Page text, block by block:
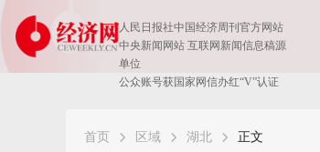
人民日报社中国经济周刊官方网站
中央新闻网站 互联网新闻信息稿源
单位
公众账号获国家网信办红“V”认证
首页 区域 湖北 正文